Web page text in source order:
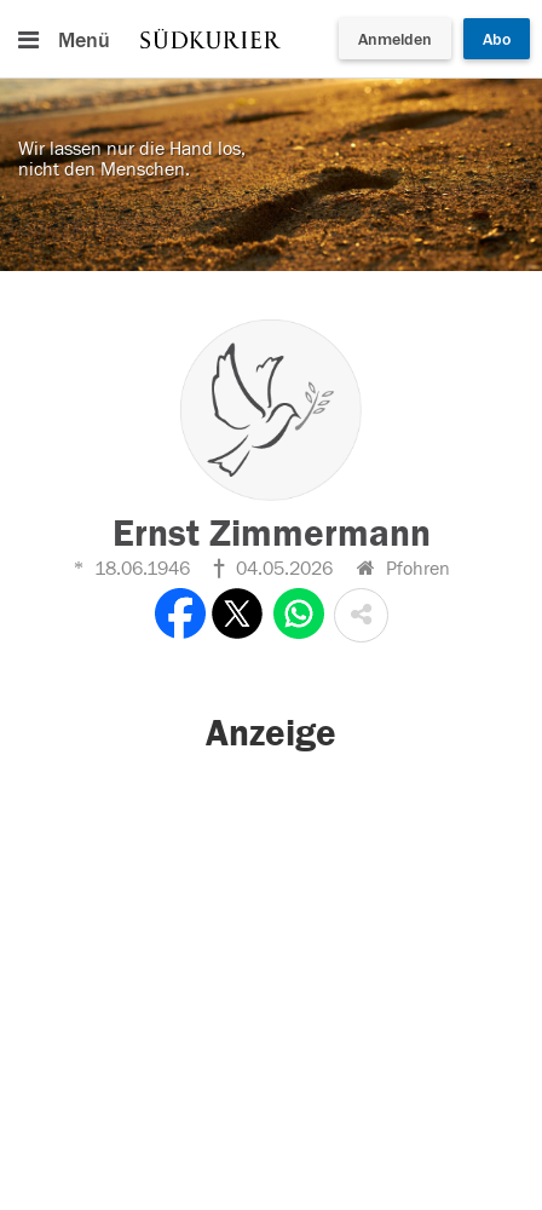
Menü Anmelden Abo
Wir lassen nur die Hand los,
nicht den Menschen.
Ernst Zimmermann
18.06.1946 04.05.2026 Pfohren
Anzeige